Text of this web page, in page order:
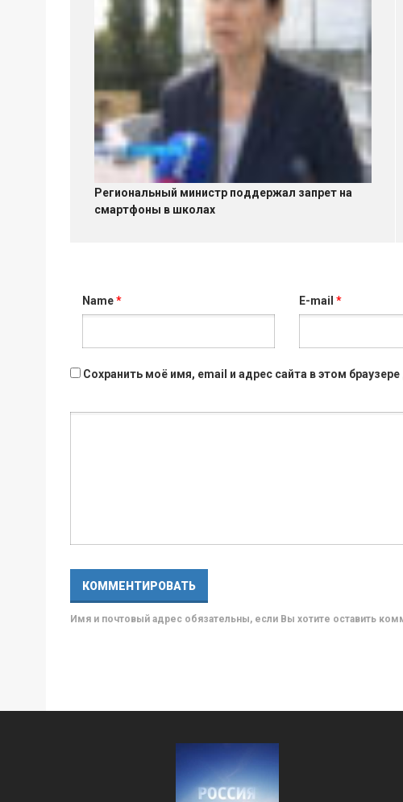
Региональный министр поддержал запрет на
смартфоны в школах
Name* E-mail*
Сохранить моё имя, email и адрес сайта в этом
Имя и почтовый адрес обязательны, если Вы хотите оставить